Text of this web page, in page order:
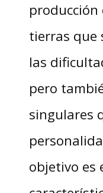
producción
tierras que
las
pero
singulares
objetivo es